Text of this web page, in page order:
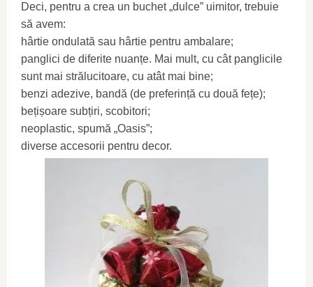
Deci, pentru a crea un buchet „dulce” uimitor, trebuie
să avem:
hârtie ondulată sau hârtie pentru ambalare;
panglici de diferite nuanțe. Mai mult, cu cât panglicile
sunt mai strălucitoare, cu atât mai bine;
benzi adezive, bandă (de preferință cu două fețe);
bețișoare subțiri, scobitori;
neoplastic, spumă „Oasis”;
diverse accesorii pentru decor.